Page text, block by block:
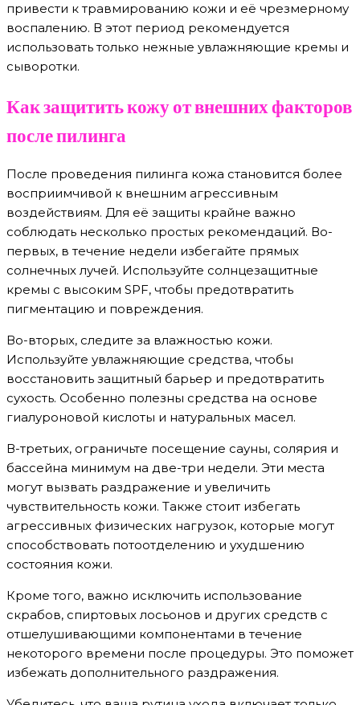
привести к травмированию кожи и её чрезмерному
воспалению. В этот период рекомендуется
использовать только нежные увлажняющие кремы и
сыворотки.
Как защитить кожу от внешних факторов
после пилинга
После проведения пилинга кожа становится более
восприимчивой к внешним агрессивным
воздействиям. Для её защиты крайне важно
соблюдать несколько простых рекомендаций. Во-
первых, в течение недели избегайте прямых
солнечных лучей. Используйте солнцезащитные
кремы с высоким SPF, чтобы предотвратить
пигментацию и повреждения.
Во-вторых, следите за влажностью кожи.
Используйте увлажняющие средства, чтобы
восстановить защитный барьер и предотвратить
сухость. Особенно полезны средства на основе
гиалуроновой кислоты и натуральных масел.
В-третьих, ограничьте посещение сауны, солярия и
бассейна минимум на две-три недели. Эти места
могут вызвать раздражение и увеличить
чувствительность кожи. Также стоит избегать
агрессивных физических нагрузок, которые могут
способствовать потоотделению и ухудшению
состояния кожи.
Кроме того, важно исключить использование
скрабов, спиртовых лосьонов и других средств с
отшелушивающими компонентами в течение
некоторого времени после процедуры. Это поможет
избежать дополнительного раздражения.